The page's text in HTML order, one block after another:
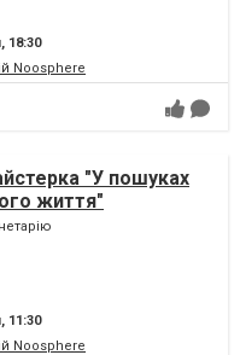
18:30
Noosphere
"У пошуках
життя"
11:30
Noosphere